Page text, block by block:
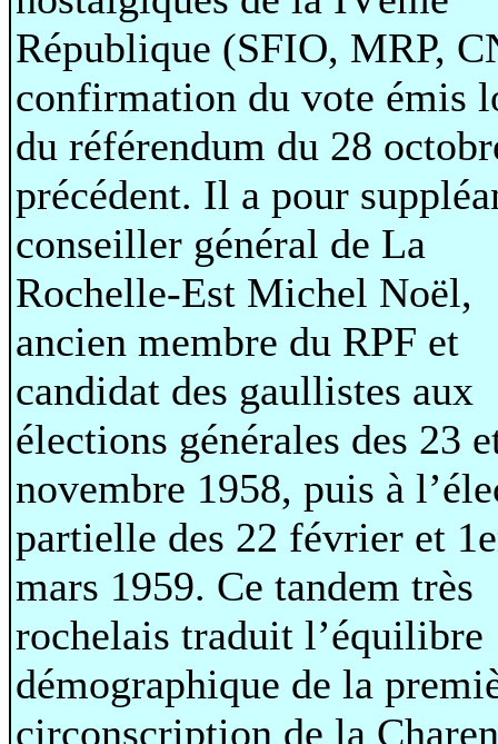
République (SFIO, MRP,
confirmation du vote émis
du référendum du 28
précédent. Il a pour
conseiller général de La
Rochelle-Est Michel Noël,
ancien membre du RPF et
candidat des gaullistes aux
élections générales des 23
novembre 1958, puis à
partielle des 22 février et
mars 1959. Ce tandem très
rochelais traduit l’équilibre
démographique de la
circonscription de la